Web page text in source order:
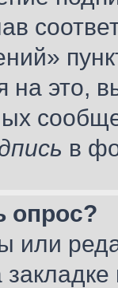
на это,
в
опрос?
или